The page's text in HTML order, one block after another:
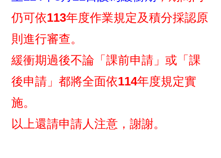
仍可依113年度作業規定及積分採認原
則進行審查。
緩衝期過後不論「課前申請」或「課
後申請」都將全面依114年度規定實
施。
以上還請申請人注意，謝謝。